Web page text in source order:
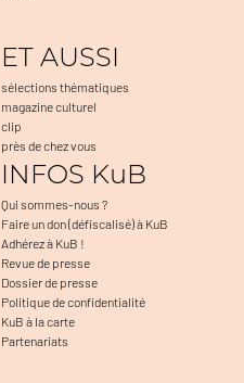
ET AUSSI
sélections thématiques
magazine culturel
clip
près de chez vous
INFOS KuB
Qui sommes-nous ?
Faire un don (défiscalisé) à KuB
Adhérez à KuB !
Revue de presse
Dossier de presse
Politique de confidentialité
KuB à la carte
Partenariats